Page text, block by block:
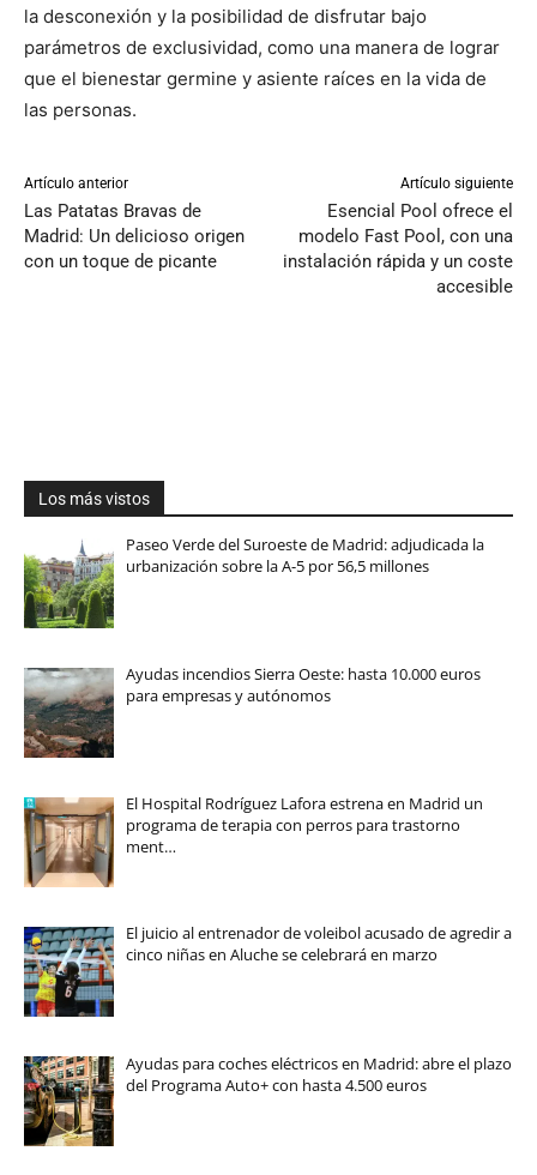
la desconexión y la posibilidad de disfrutar bajo
parámetros de exclusividad, como una manera de lograr
que el bienestar germine y asiente raíces en la vida de
las personas.
Artículo anterior
Las Patatas Bravas de
Madrid: Un delicioso origen
con un toque de picante
Artículo siguiente
Esencial Pool ofrece el
modelo Fast Pool, con una
instalación rápida y un coste
accesible
Los más vistos
Paseo Verde del Suroeste de Madrid: adjudicada la
urbanización sobre la A-5 por 56,5 millones
Ayudas incendios Sierra Oeste: hasta 10.000 euros
para empresas y autónomos
El Hospital Rodríguez Lafora estrena en Madrid un
programa de terapia con perros para trastorno
ment…
El juicio al entrenador de voleibol acusado de agredir a
cinco niñas en Aluche se celebrará en marzo
Ayudas para coches eléctricos en Madrid: abre el plazo
del Programa Auto+ con hasta 4.500 euros